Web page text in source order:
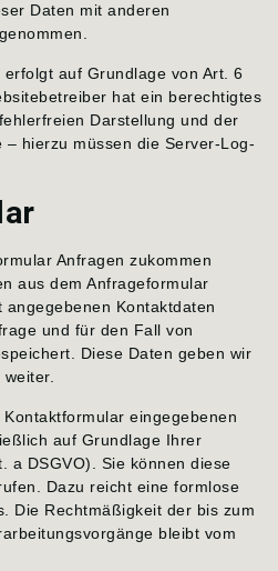
Daten mit anderen
auf Grundlage von Art. 6
hat ein berechtigtes
Darstellung und der
hierzu müssen die Server-Log-
Anfragen zukommen
aus dem Anfrageformular
Kontaktdaten
und für den Fall von
Diese Daten geben wir
eingegebenen
auf Grundlage Ihrer
a DSGVO). Sie können diese
Dazu reicht eine formlose
Die Rechtmäßigkeit der bis zum
bleibt vom